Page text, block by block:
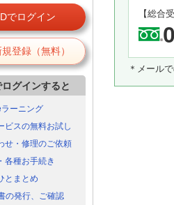
【総合
＊メール
でログイン
登録（無料）
グインすると
ーニング
ビスの無料お試し
せ・修理のご依頼
各種お手続き
とまとめ
の発行、ご確認